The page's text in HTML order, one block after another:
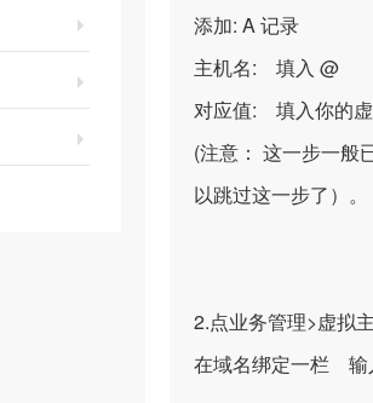
添加: A 记录
主机名: 填入 @
对应值: 填入你的
(注意： 这一步一般
以跳过这一步了）。
2.点业务管理>虚
在域名绑定一栏 输